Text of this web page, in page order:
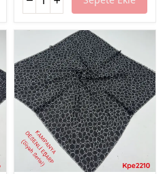
%46 İndirim